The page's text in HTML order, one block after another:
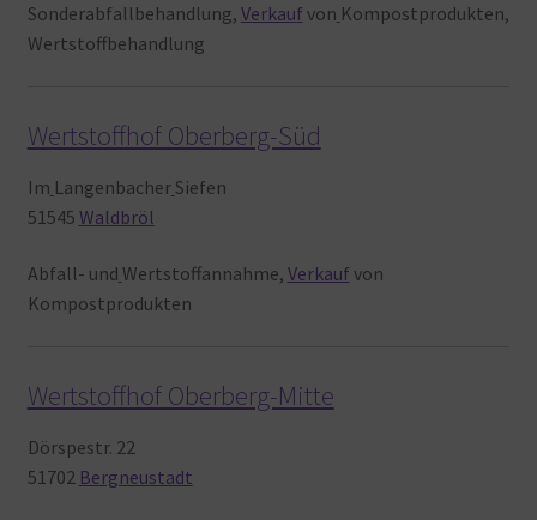
Sonderabfallbehandlung, Verkauf von Kompostprodukten,
Wertstoffbehandlung
Wertstoffhof Oberberg-Süd
Im Langenbacher Siefen
51545 Waldbröl
Abfall- und Wertstoffannahme, Verkauf von
Kompostprodukten
Wertstoffhof Oberberg-Mitte
Dörspestr. 22
51702 Bergneustadt